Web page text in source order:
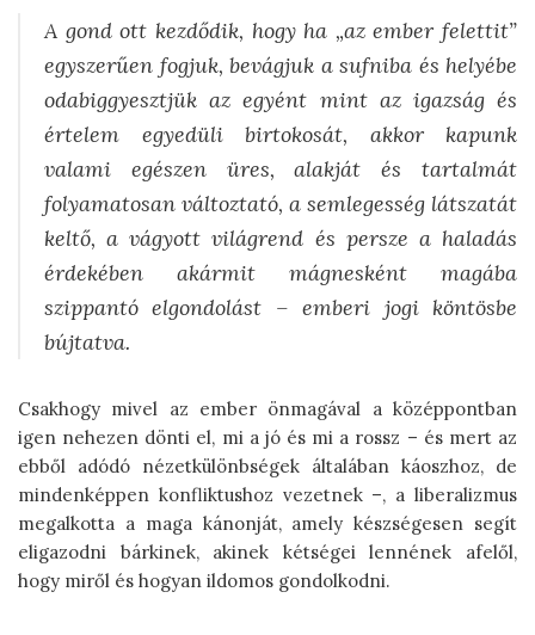
A gond ott kezdődik, hogy ha „az ember felettit”
egyszerűen fogjuk, bevágjuk a sufniba és helyébe
odabiggyesztjük az egyént mint az igazság és
értelem egyedüli birtokosát, akkor kapunk
valami egészen üres, alakját és tartalmát
folyamatosan változtató, a semlegesség látszatát
keltő, a vágyott világrend és persze a haladás
érdekében akármit mágnesként magába
szippantó elgondolást – emberi jogi köntösbe
bújtatva.
Csakhogy mivel az ember önmagával a középpontban
igen nehezen dönti el, mi a jó és mi a rossz – és mert az
ebből adódó nézetkülönbségek általában káoszhoz, de
mindenképpen konfliktushoz vezetnek –, a liberalizmus
megalkotta a maga kánonját, amely készségesen segít
eligazodni bárkinek, akinek kétségei lennének afelől,
hogy miről és hogyan ildomos gondolkodni.